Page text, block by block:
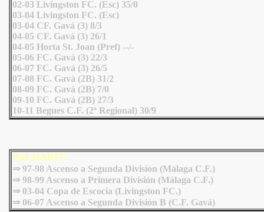
02-03 Livingston FC. (Esc) 35/0
03-04 Livingston FC. (Esc)
03-04 CF. Gavá (3) 8/3
04-05 CF. Gavá (3) 26/1
04-05 Horta St. Joan (Pref) --/-
05-06 FC. Gavá (3) 22/3
06-07 FC. Gavá (3) 26/5
07-08 FC. Gavá (2B) 31/2
08-09 FC. Gavá (2B) 7/0
09-10 FC. Gavá (2B) 27/3
10-11 Begues C.F. (2ª Regional) 30/9
PALMARÉS
⇒ 97-98 Ascenso a Segunda División (Málaga C.F.)
⇒ 98-99 Ascenso a Primera División (Málaga C.F.)
⇒ 03-04 Copa de Escocia (Livingston FC.)
⇒ 06-07 Ascenso a Segunda División B (C.F. Gavá)